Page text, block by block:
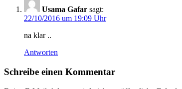
Usama Gafar sagt:
22/10/2016 um 19:09 Uhr
na klar ..
Antworten
Schreibe einen Kommentar